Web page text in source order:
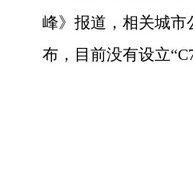
峰》报道，相关城市
布，目前没有设立